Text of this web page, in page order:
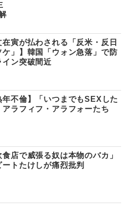
在寅が払わされる「反米・反日
ケ」】韓国「ウォン急落」で防
イン突破間近
年不倫】「いつまでもSEXした
アラフィフ・アラフォーたち
食店で威張る奴は本物のバカ」
ートたけしが痛烈批判